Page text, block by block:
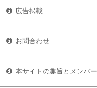
広告掲載
お問合わせ
本サイトの趣旨とメンバー